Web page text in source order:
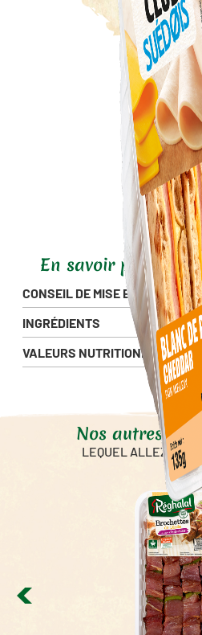
En savoir plus sur
CONSEIL DE MISE EN OEUVRE
INGRÉDIENTS
VALEURS NUTRITIONNELLES
Matières Grasses
dont Acides Gras Saturés
Nos autres
LEQUEL ALLEZ-